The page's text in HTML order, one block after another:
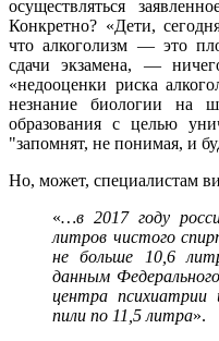
осуществляться
Конкретно? «Дети,
что алкоголизм — это
сдачи экзамена, —
«недооценки риска
незнание биологии на
образования с целью
"запомнят, не понимая, и
Но, может, специалистам
«…в 2017 году
литров чистого
не больше 10,6
данным Федерального
центра
пили по 11,5 литра».